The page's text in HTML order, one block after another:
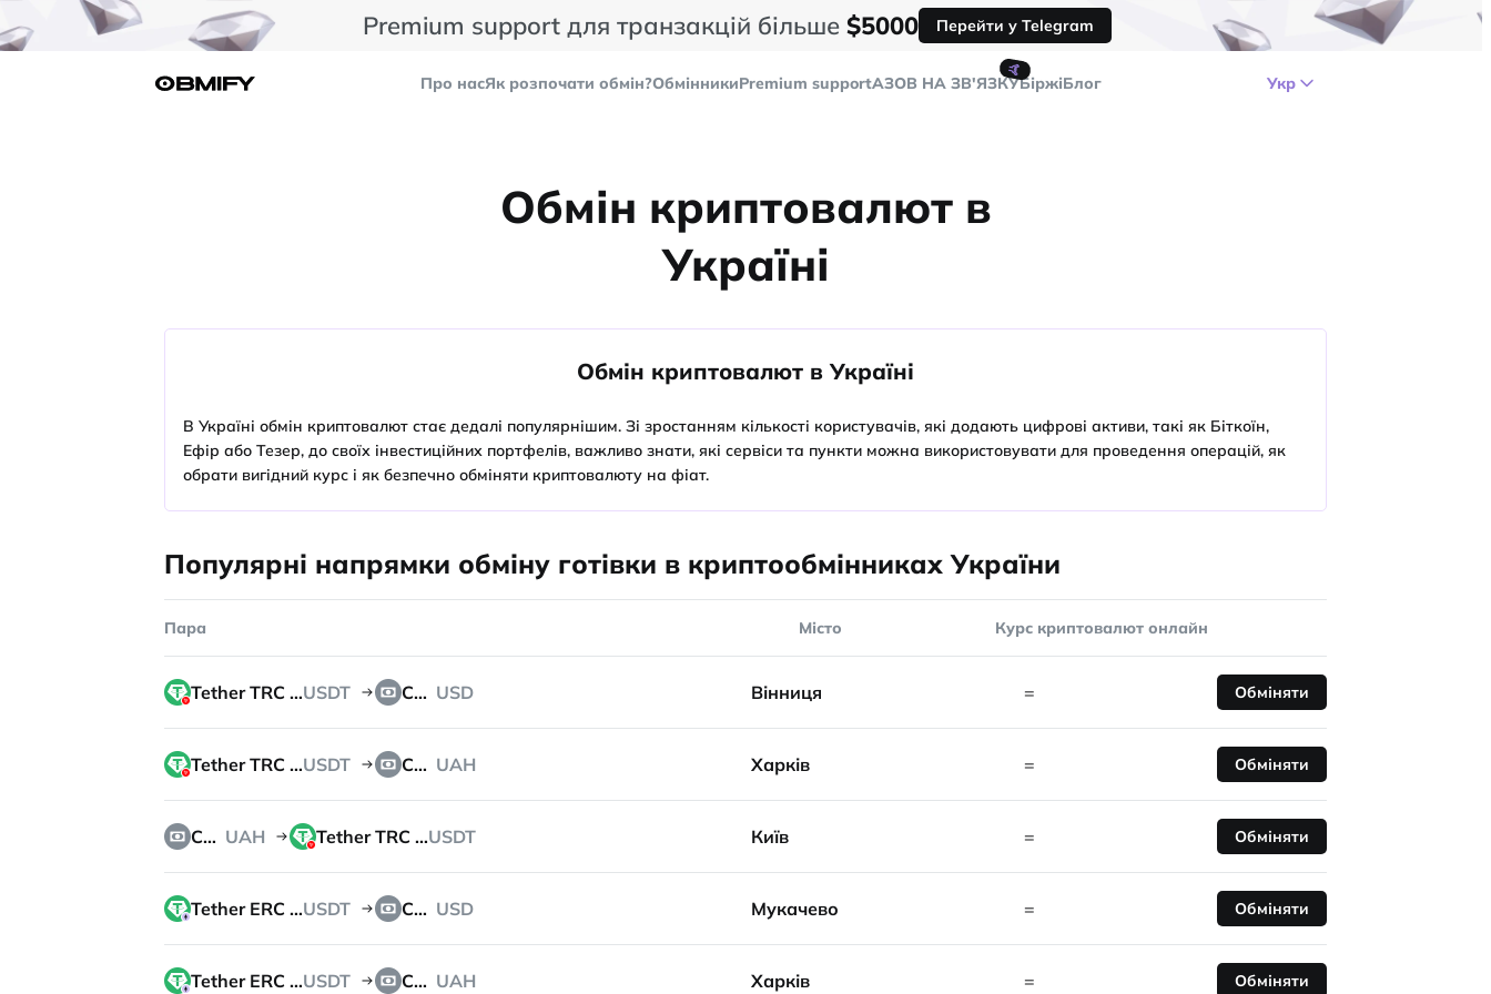
Premium support для транзакцій більше $5000 Перейти у Telegram
Про насЯк розпочати обмін?ОбмінникиPremium support
🤙
AЗОВ НА ЗВ'ЯЗКУБіржіБлог Укр
Обмін криптовалют в
Україні
Обмін криптовалют в Україні
В Україні обмін криптовалют стає дедалі популярнішим. Зі зростанням кількості користувачів, які додають цифрові активи, такі як Біткоїн,
Ефір або Тезер, до своїх інвестиційних портфелів, важливо знати, які сервіси та пункти можна використовувати для проведення операцій, як
обрати вигідний курс і як безпечно обміняти криптовалюту на фіат.
Популярні напрямки обміну готівки в криптообмінниках України
Пара Місто Курс криптовалют онлайн
Tether TRC 20USDT Cash USD Вінниця = Обміняти
Tether TRC 20USDT Cash UAH Харків = Обміняти
Cash UAH Tether TRC 20USDT Київ = Обміняти
Tether ERC 20USDT Cash USD Мукачево = Обміняти
Tether ERC 20USDT Cash UAH Харків = Обміняти